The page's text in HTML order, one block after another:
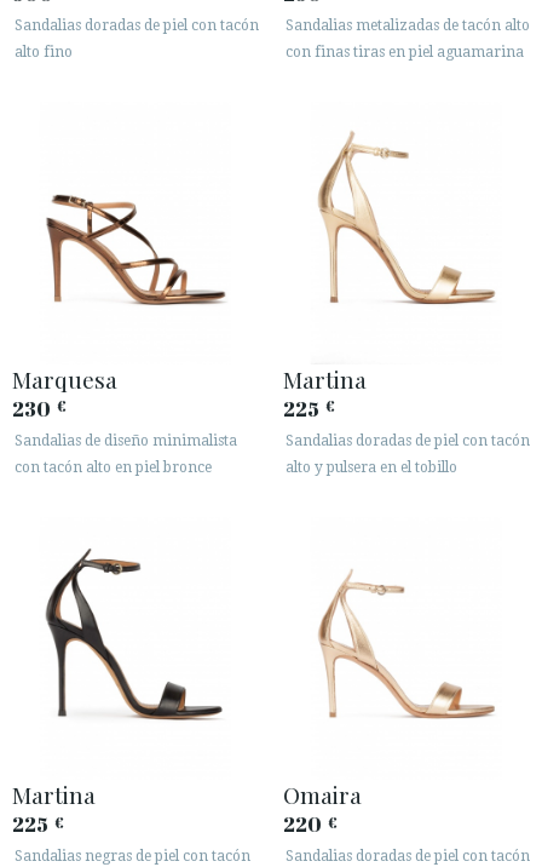
Sandalias doradas de piel con tacón
alto fino
Sandalias metalizadas de tacón alto
con finas tiras en piel aguamarina
Marquesa
230 €
Sandalias de diseño minimalista
con tacón alto en piel bronce
Martina
225 €
Sandalias doradas de piel con tacón
alto y pulsera en el tobillo
Martina
225 €
Sandalias negras de piel con tacón
Omaira
220 €
Sandalias doradas de piel con tacón